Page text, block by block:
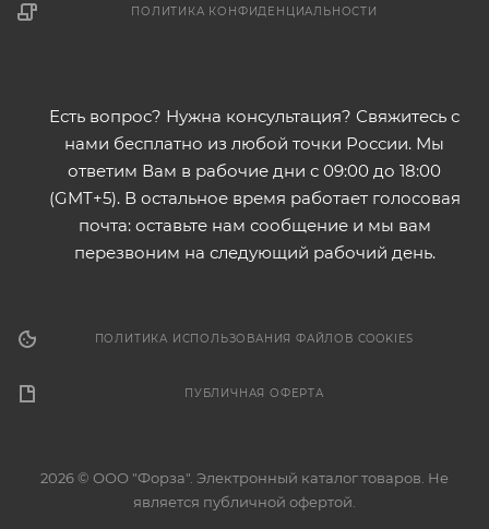
ПОЛИТИКА КОНФИДЕНЦИАЛЬНОСТИ
Есть вопрос? Нужна консультация? Свяжитесь с
нами бесплатно из любой точки России. Мы
ответим Вам в рабочие дни с 09:00 до 18:00
(GMT+5). В остальное время работает голосовая
почта: оставьте нам сообщение и мы вам
перезвоним на следующий рабочий день.
ПОЛИТИКА ИСПОЛЬЗОВАНИЯ ФАЙЛОВ COOKIES
ПУБЛИЧНАЯ ОФЕРТА
2026 © ООО "Форза". Электронный каталог товаров. Не
является публичной офертой.